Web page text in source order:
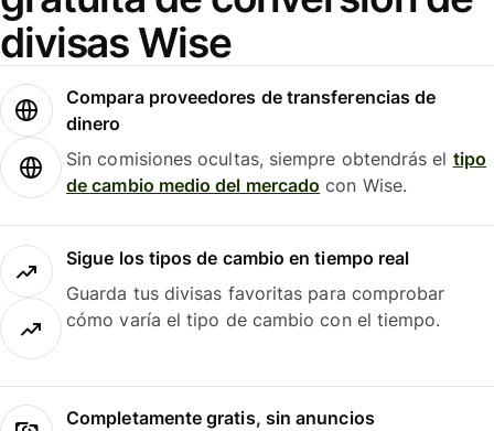
divisas Wise
Compara proveedores de transferencias de
dinero
Sin comisiones ocultas, siempre obtendrás el tipo
de cambio medio del mercado con Wise.
Sigue los tipos de cambio en tiempo real
Guarda tus divisas favoritas para comprobar
cómo varía el tipo de cambio con el tiempo.
Completamente gratis, sin anuncios